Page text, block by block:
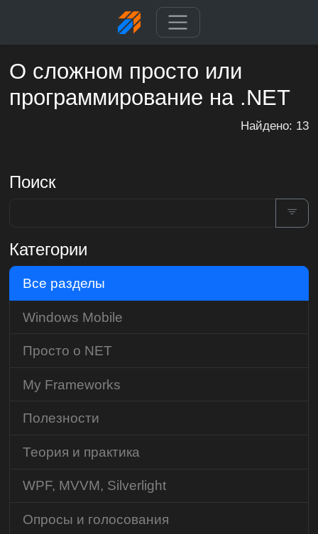
О сложном просто или
программирование на .NET
Найдено: 13
Поиск
Категории
Все разделы
Windows Mobile
Просто о NET
My Frameworks
Полезности
Теория и практика
WPF, MVVM, Silverlight
Опросы и голосования